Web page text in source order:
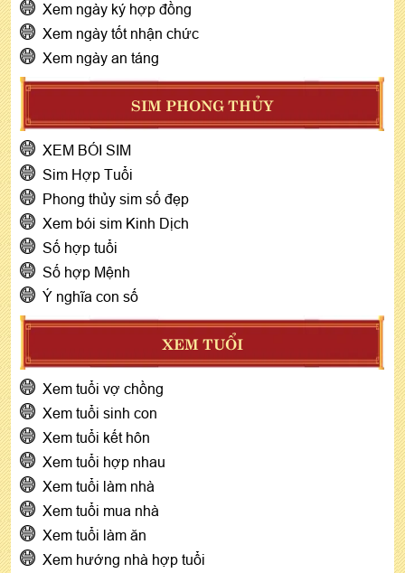
Xem ngày ký hợp đồng
Xem ngày tốt nhận chức
Xem ngày an táng
SIM PHONG THỦY
XEM BÓI SIM
Sim Hợp Tuổi
Phong thủy sim số đẹp
Xem bói sim Kinh Dịch
Số hợp tuổi
Số hợp Mệnh
Ý nghĩa con số
XEM TUỔI
Xem tuổi vợ chồng
Xem tuổi sinh con
Xem tuổi kết hôn
Xem tuổi hợp nhau
Xem tuổi làm nhà
Xem tuổi mua nhà
Xem tuổi làm ăn
Xem hướng nhà hợp tuổi